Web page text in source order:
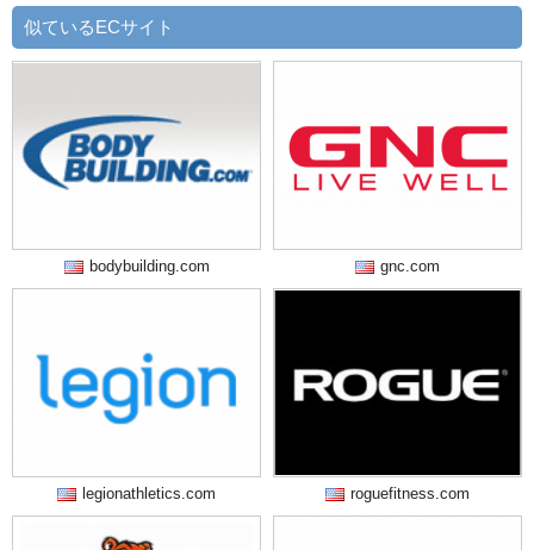
似ているECサイト
bodybuilding.com gnc.com
legionathletics.com roguefitness.com